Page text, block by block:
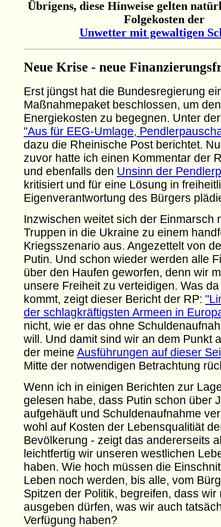
Übrigens, diese Hinweise gelten
Folgekosten der
Unwetter mit gewaltigen
Neue Krise - neue
Erst jüngst hat die Bundesregierung
Maßnahmepaket beschlossen, um
Energiekosten zu begegnen. Unter
"Aus für EEG-Umlage,
dazu die Rheinische Post berichtet.
zuvor hatte ich einen Kommentar der
und ebenfalls den Unsinn der
kritisiert und für eine Lösung in
Eigenverantwortung des Bürgers
Inzwischen weitet sich der Einmarsch
Truppen in die Ukraine zu einem
Kriegsszenario aus. Angezettelt von
Putin. Und schon wieder werden alle
über den Haufen geworfen, denn wir
unsere Freiheit zu verteidigen. Was
kommt, zeigt dieser Bericht der RP:
der schlagkräftigsten Armeen in
nicht, wie er das ohne
will. Und damit sind wir an dem Punkt
der meine Ausführungen auf dieser
Mitte der notwendigen Betrachtung
Wenn ich in einigen Berichten zur
gelesen habe, dass Putin schon über
aufgehäuft und Schuldenaufnahme
wohl auf Kosten der Lebensqualitiät
Bevölkerung - zeigt das andererseits
leichtfertig wir unseren westlichen
haben. Wie hoch müssen die
Leben noch werden, bis alle, vom
Spitzen der Politik, begreifen, dass wir
ausgeben dürfen, was wir auch
Verfügung haben?